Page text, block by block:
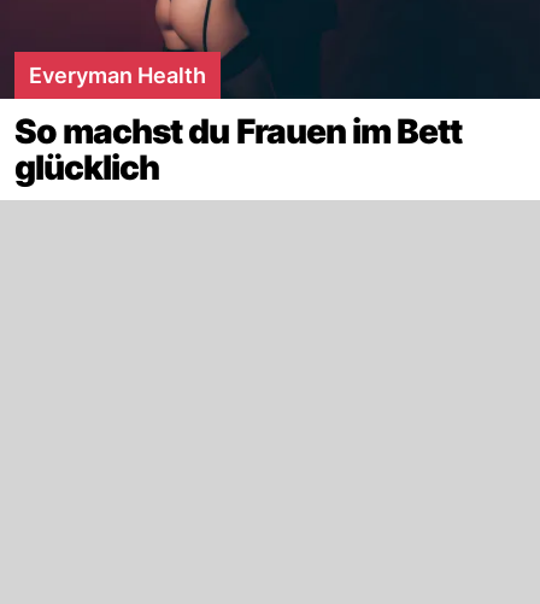
Everyman Health
So machst du Frauen im Bett
glücklich